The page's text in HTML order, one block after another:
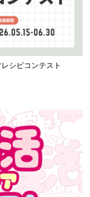
シピコンテスト